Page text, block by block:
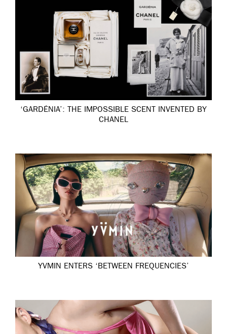
‘GARDÉNIA’: THE IMPOSSIBLE SCENT INVENTED BY
CHANEL
YVMIN ENTERS ‘BETWEEN FREQUENCIES’